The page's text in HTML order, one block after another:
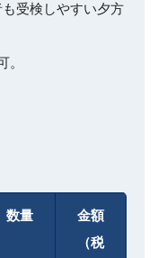
受検しやすい夕方
。
数量
金額
（税